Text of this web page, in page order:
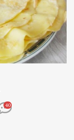
40